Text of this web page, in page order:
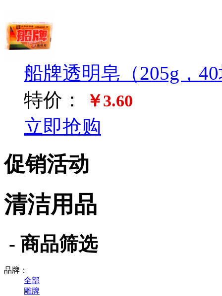
船牌透明皂（205g，
特价：
￥3.60
立即抢购
促销活动
清洁用品
- 商品筛选
品牌：
全部
雕牌